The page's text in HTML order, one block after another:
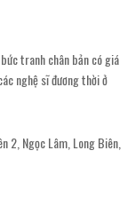
tranh chân bản có giá
nghệ sĩ đương thời ở
2, Ngọc Lâm, Long Biên,